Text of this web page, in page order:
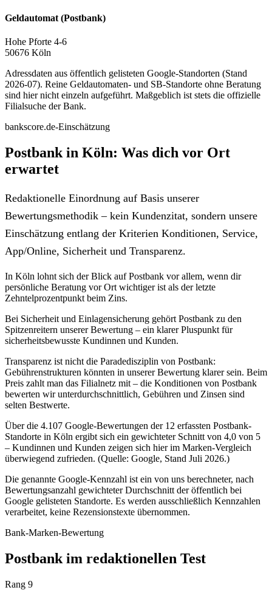
Geldautomat (Postbank)
Hohe Pforte 4-6
50676 Köln
Adressdaten aus öffentlich gelisteten Google-Standorten (Stand
2026-07). Reine Geldautomaten- und SB-Standorte ohne Beratung
sind hier nicht einzeln aufgeführt. Maßgeblich ist stets die offizielle
Filialsuche der Bank.
bankscore.de-Einschätzung
Postbank in Köln: Was dich vor Ort
erwartet
Redaktionelle Einordnung auf Basis unserer
Bewertungsmethodik – kein Kundenzitat, sondern unsere
Einschätzung entlang der Kriterien Konditionen, Service,
App/Online, Sicherheit und Transparenz.
In Köln lohnt sich der Blick auf Postbank vor allem, wenn dir
persönliche Beratung vor Ort wichtiger ist als der letzte
Zehntelprozentpunkt beim Zins.
Bei Sicherheit und Einlagensicherung gehört Postbank zu den
Spitzenreitern unserer Bewertung – ein klarer Pluspunkt für
sicherheitsbewusste Kundinnen und Kunden.
Transparenz ist nicht die Paradedisziplin von Postbank:
Gebührenstrukturen könnten in unserer Bewertung klarer sein. Beim
Preis zahlt man das Filialnetz mit – die Konditionen von Postbank
bewerten wir unterdurchschnittlich, Gebühren und Zinsen sind
selten Bestwerte.
Über die 4.107 Google-Bewertungen der 12 erfassten Postbank-
Standorte in Köln ergibt sich ein gewichteter Schnitt von 4,0 von 5
– Kundinnen und Kunden zeigen sich hier im Marken-Vergleich
überwiegend zufrieden. (Quelle: Google, Stand Juli 2026.)
Die genannte Google-Kennzahl ist ein von uns berechneter, nach
Bewertungsanzahl gewichteter Durchschnitt der öffentlich bei
Google gelisteten Standorte. Es werden ausschließlich Kennzahlen
verarbeitet, keine Rezensionstexte übernommen.
Bank-Marken-Bewertung
Postbank im redaktionellen Test
Rang 9